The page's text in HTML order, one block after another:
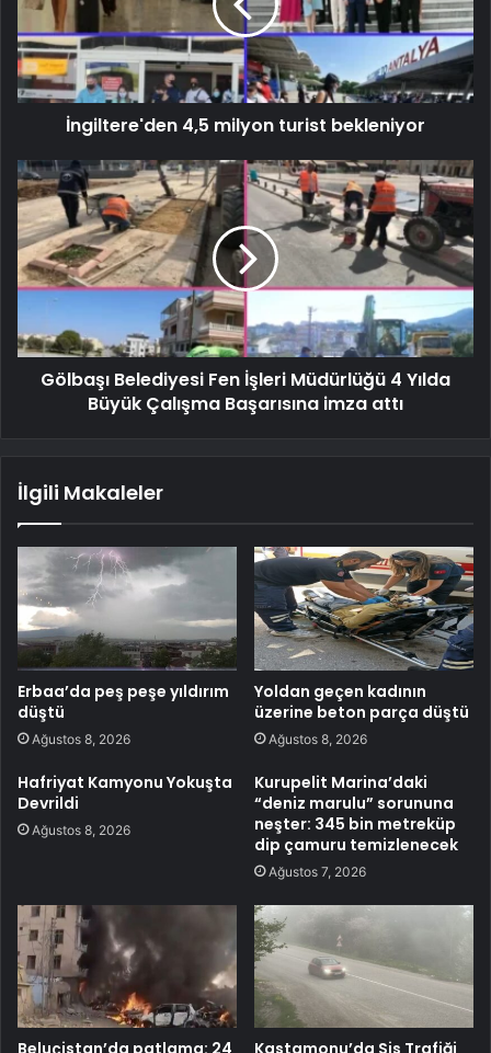
İngiltere'den 4,5 milyon turist bekleniyor
Gölbaşı Belediyesi Fen İşleri Müdürlüğü 4 Yılda
Büyük Çalışma Başarısına imza attı
İlgili Makaleler
Erbaa’da peş peşe yıldırım
düştü
Ağustos 8, 2026
Yoldan geçen kadının
üzerine beton parça düştü
Ağustos 8, 2026
Hafriyat Kamyonu Yokuşta
Devrildi
Ağustos 8, 2026
Kurupelit Marina’daki
“deniz marulu” sorununa
neşter: 345 bin metreküp
dip çamuru temizlenecek
Ağustos 7, 2026